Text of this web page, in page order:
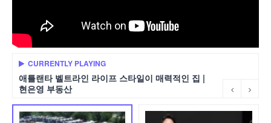
CURRENTLY PLAYING
애틀랜타 벨트라인 라이프 스타일이 매력적인 집 |
현은영 부동산